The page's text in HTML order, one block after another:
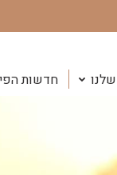
חדשות